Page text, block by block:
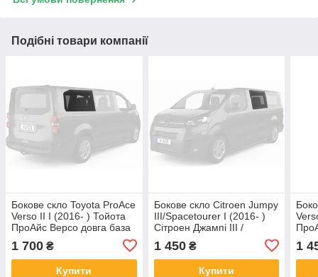
Подібні товари компанії
Бокове скло Toyota ProAce
Verso II I (2016- ) Тойота
ПроАйс Версо довга база
1 700 ₴
Купити
Бокове скло Citroen Jumpy
III/Spacetourer I (2016- )
Сітроен Джампі III /
Спейстур довга Середня
база Передне салонне
Ліве
1 450₴
Купити
1